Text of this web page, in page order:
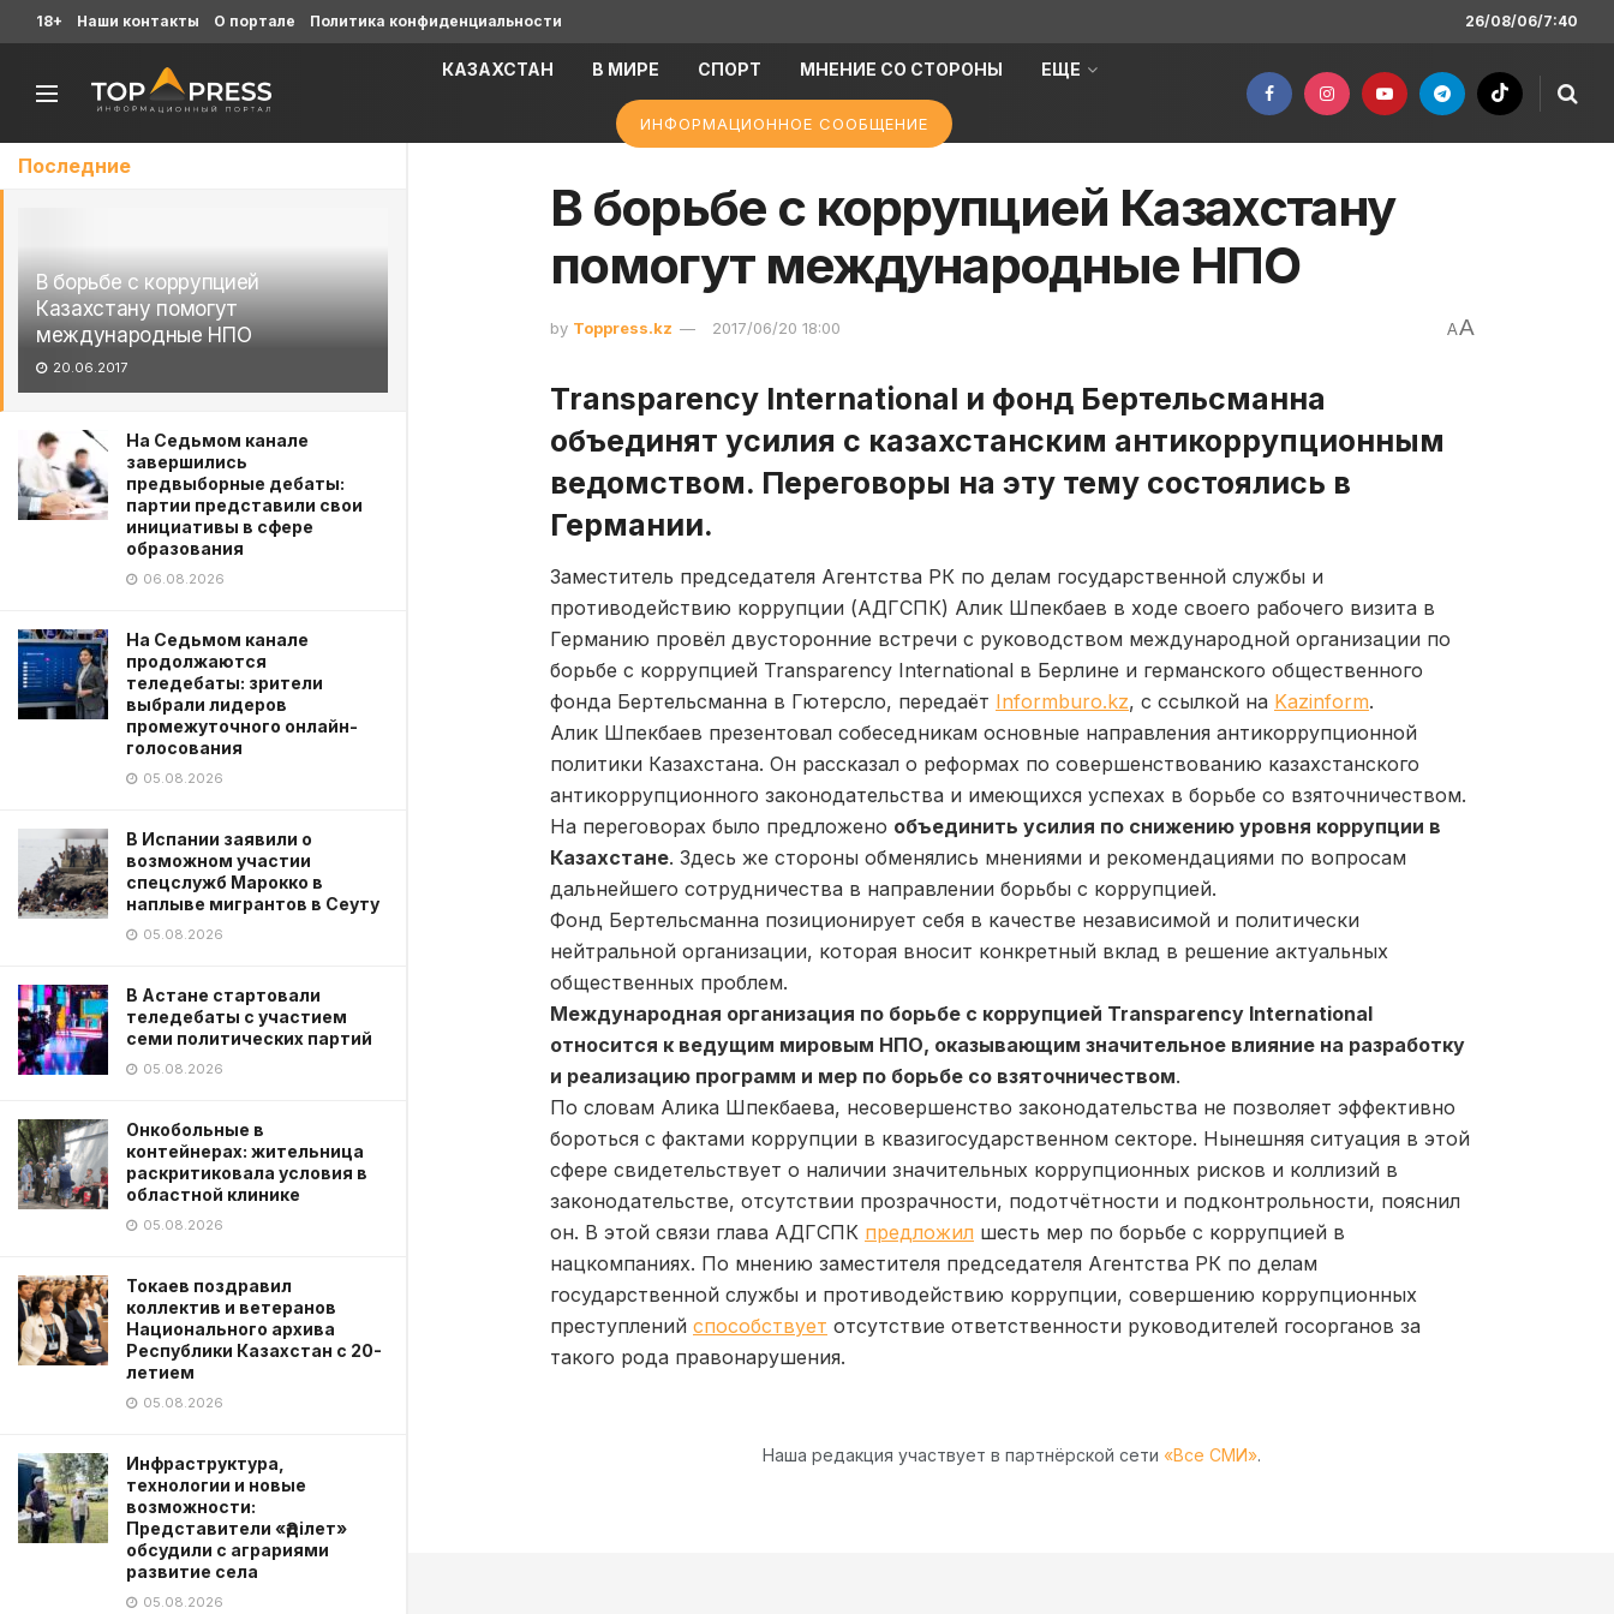
Последние
В борьбе с коррупцией
Казахстану помогут
международные НПО
20.06.2017
На Седьмом канале
завершились
предвыборные дебаты:
партии представили свои
инициативы в сфере
образования
06.08.2026
На Седьмом канале
продолжаются
теледебаты: зрители
выбрали лидеров
промежуточного онлайн-
голосования
05.08.2026
В Испании заявили о
возможном участии
спецслужб Марокко в
наплыве мигрантов в Сеуту
05.08.2026
В Астане стартовали
теледебаты с участием
семи политических партий
05.08.2026
Онкобольные в
контейнерах: жительница
раскритиковала условия в
областной клинике
05.08.2026
Токаев поздравил
коллектив и ветеранов
Национального архива
Республики Казахстан с 20-
летием
05.08.2026
Инфраструктура,
технологии и новые
возможности:
Представители «Әділет»
обсудили с аграриями
развитие села
05.08.2026
18+ Наши контакты О портале Политика конфиденциальности 26/08/06/7:40
КАЗАХСТАН В МИРЕ СПОРТ МНЕНИЕ СО СТОРОНЫ ЕЩЕ
ИНФОРМАЦИОННОЕ СООБЩЕНИЕ
В борьбе с коррупцией Казахстану
помогут международные НПО
by Toppress.kz 2017/06/20 18:00 AA
Transparency International и фонд Бертельсманна
объединят усилия с казахстанским антикоррупционным
ведомством. Переговоры на эту тему состоялись в
Германии.
Заместитель председателя Агентства РК по делам государственной службы и
противодействию коррупции (АДГСПК) Алик Шпекбаев в ходе своего рабочего визита в
Германию провёл двусторонние встречи с руководством международной организации по
борьбе с коррупцией Transparency International в Берлине и германского общественного
фонда Бертельсманна в Гютерсло, передаёт Informburo.kz, с ссылкой на Kazinform.
Алик Шпекбаев презентовал собеседникам основные направления антикоррупционной
политики Казахстана. Он рассказал о реформах по совершенствованию казахстанского
антикоррупционного законодательства и имеющихся успехах в борьбе со взяточничеством.
На переговорах было предложено объединить усилия по снижению уровня коррупции в
Казахстане. Здесь же стороны обменялись мнениями и рекомендациями по вопросам
дальнейшего сотрудничества в направлении борьбы с коррупцией.
Фонд Бертельсманна позиционирует себя в качестве независимой и политически
нейтральной организации, которая вносит конкретный вклад в решение актуальных
общественных проблем.
Международная организация по борьбе с коррупцией Transparency International
относится к ведущим мировым НПО, оказывающим значительное влияние на разработку
и реализацию программ и мер по борьбе со взяточничеством.
По словам Алика Шпекбаева, несовершенство законодательства не позволяет эффективно
бороться с фактами коррупции в квазигосударственном секторе. Нынешняя ситуация в этой
сфере свидетельствует о наличии значительных коррупционных рисков и коллизий в
законодательстве, отсутствии прозрачности, подотчётности и подконтрольности, пояснил
он. В этой связи глава АДГСПК предложил шесть мер по борьбе с коррупцией в
нацкомпаниях. По мнению заместителя председателя Агентства РК по делам
государственной службы и противодействию коррупции, совершению коррупционных
преступлений способствует отсутствие ответственности руководителей госорганов за
такого рода правонарушения.
Наша редакция участвует в партнёрской сети «Все СМИ».